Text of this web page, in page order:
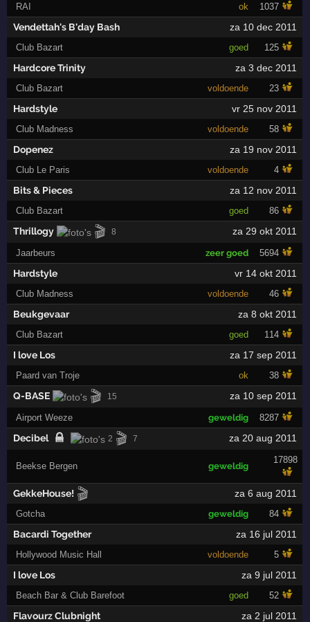
RAI ok 1037
Vendettah's B'day Bash za 10 dec 2011
Club Bazart goed 125
Hardcore Trinity za 3 dec 2011
Club Bazart voldoende 23
Hardstyle vr 25 nov 2011
Club Madness voldoende 58
Dopenez za 19 nov 2011
Club Le Paris voldoende 4
Bits & Pieces za 12 nov 2011
Club Bazart goed 86
Thrillogy 🎬 8 za 29 okt 2011
Jaarbeurs zeer goed 5694
Hardstyle vr 14 okt 2011
Club Madness voldoende 46
Beukgevaar za 8 okt 2011
Club Bazart goed 114
I love Los za 17 sep 2011
Paard van Troje ok 38
Q-BASE 🎬 15 za 10 sep 2011
Airport Weeze geweldig 8287
Decibel 2 🎬 7 za 20 aug 2011
Beekse Bergen geweldig
17898
GekkeHouse! 🎬 za 6 aug 2011
Gotcha geweldig 84
Bacardi Together za 16 jul 2011
Hollywood Music Hall voldoende 5
I love Los za 9 jul 2011
Beach Bar & Club Barefoot goed 52
Flavourz Clubnight za 2 jul 2011